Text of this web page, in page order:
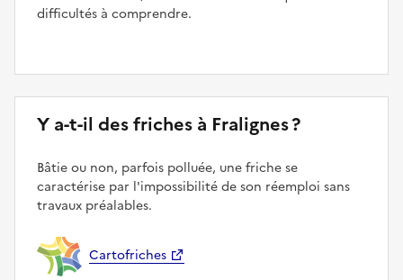
difficultés à comprendre.
Y a-t-il des friches à Fralignes ?
Bâtie ou non, parfois polluée, une friche se
caractérise par l'impossibilité de son réemploi sans
travaux préalables.
Cartofriches